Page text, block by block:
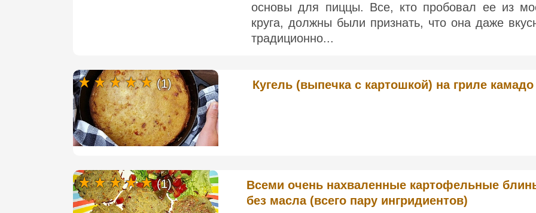
основы для пиццы. Все, кто пробовал ее из
круга, должны были признать, что она даже
традиционно...
Кугель (выпечка с картошкой) на гриле камадо
(1)
Всеми очень нахваленные картофельные
без масла (всего пару ингридиентов)
(1)